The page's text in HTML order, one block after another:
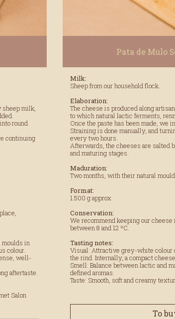
sheep milk,
round
continuing
in
colour.
well-
aftertaste.
Salon
Pata de Mulo
Milk:
Sheep from our household flock.
Elaboration:
The cheese is produced along
to which natural lactic ferments,
Once the paste has been made, we
Straining is done manually, and
every two hours.
Afterwards, the cheeses are salted
and maturing stages.
Maduration:
Two months, with their natural
Format:
1.500 g approx.
Conservation:
We recommend keeping our cheese
between 8 and 12 ºC.
Tasting notes:
Visual: Attractive grey-white colour
the rind. Internally, a compact
Smell: Balance between lactic and
defined aromas.
Taste: Smooth, soft and creamy
To